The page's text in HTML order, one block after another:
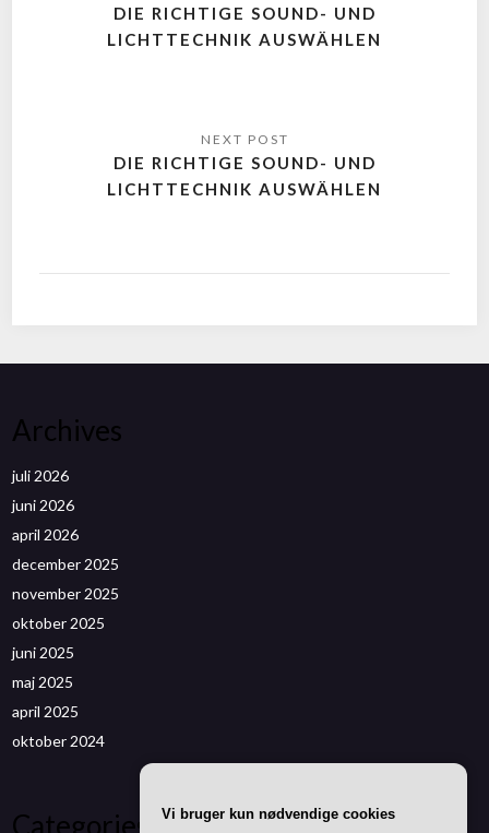
DIE RICHTIGE SOUND- UND
LICHTTECHNIK AUSWÄHLEN
DIE RICHTIGE SOUND- UND
LICHTTECHNIK AUSWÄHLEN
Archives
juli 2026
juni 2026
april 2026
december 2025
november 2025
oktober 2025
juni 2025
maj 2025
april 2025
oktober 2024
Categories Vi bruger kun nødvendige cookies